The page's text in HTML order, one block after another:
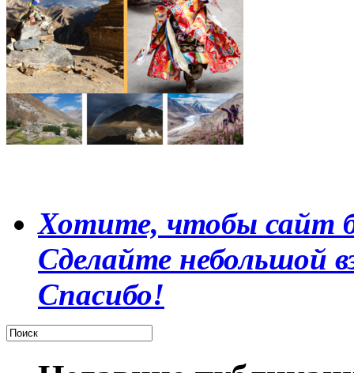
Хотите, чтобы сайт
Сделайте небольшой
Спасибо!